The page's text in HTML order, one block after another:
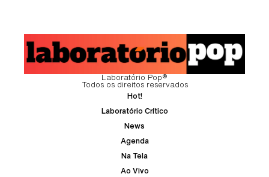
Laboratório Pop®
Todos os direitos reservados
Hot!
Laboratório Crítico
News
Agenda
Na Tela
Ao Vivo